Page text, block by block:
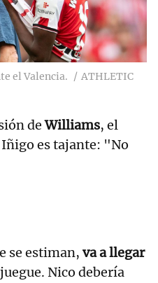
el Valencia.
ATHLETIC
deWilliams, el
es tajante: "No
se estiman, va a llegar
Nico debería